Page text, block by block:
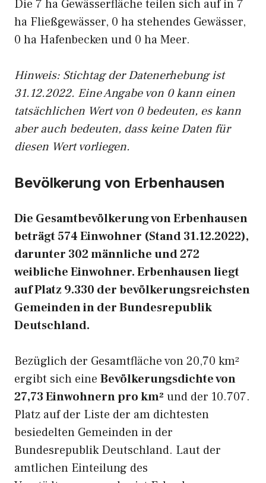
Die 7 ha Gewässerfläche teilen sich auf in 7
ha Fließgewässer, 0 ha stehendes Gewässer,
0 ha Hafenbecken und 0 ha Meer.
Hinweis: Stichtag der Datenerhebung ist
31.12.2022. Eine Angabe von 0 kann einen
tatsächlichen Wert von 0 bedeuten, es kann
aber auch bedeuten, dass keine Daten für
diesen Wert vorliegen.
Bevölkerung von Erbenhausen
Die Gesamtbevölkerung von Erbenhausen
beträgt 574 Einwohner (Stand 31.12.2022),
darunter 302 männliche und 272
weibliche Einwohner. Erbenhausen liegt
auf Platz 9.330 der bevölkerungsreichsten
Gemeinden in der Bundesrepublik
Deutschland.
Bezüglich der Gesamtfläche von 20,70 km²
ergibt sich eine Bevölkerungsdichte von
27,73 Einwohnern pro km² und der 10.707.
Platz auf der Liste der am dichtesten
besiedelten Gemeinden in der
Bundesrepublik Deutschland. Laut der
amtlichen Einteilung des